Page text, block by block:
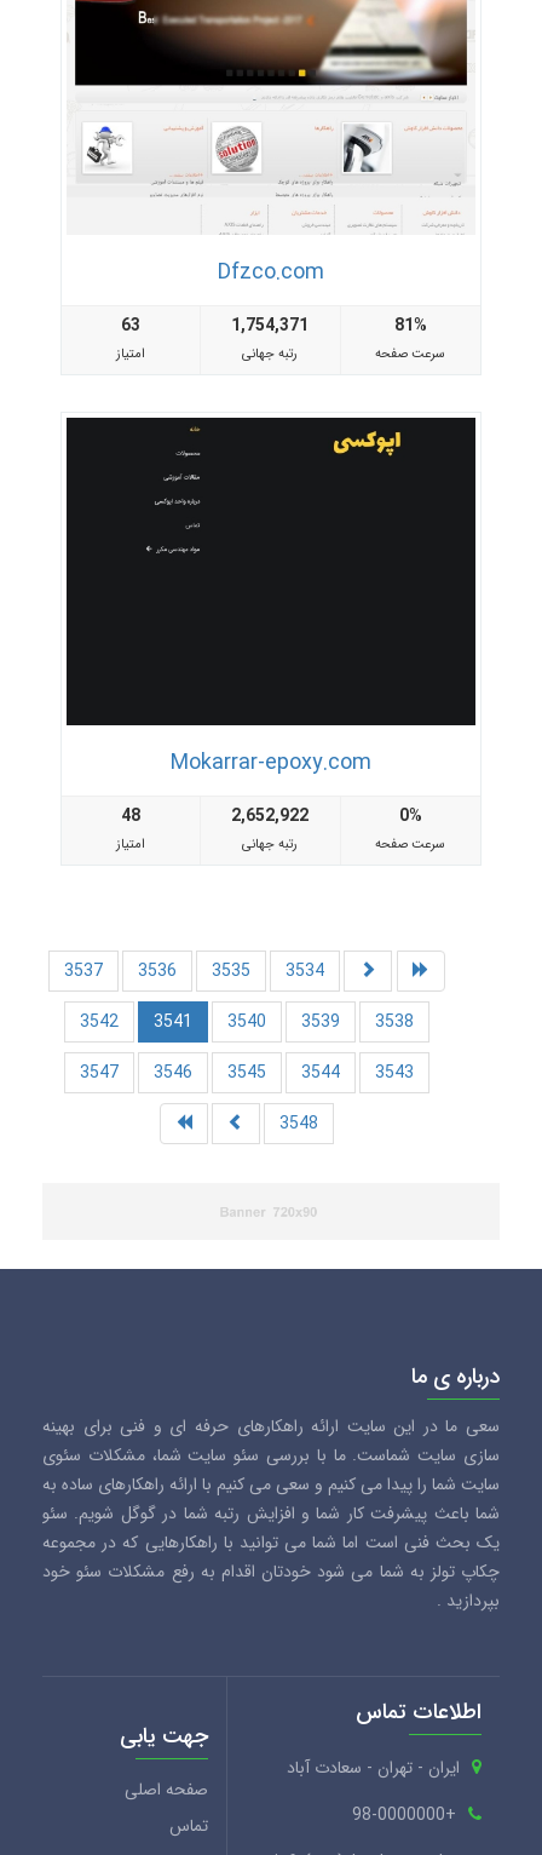
Dfzco.com
63
امتیاز
1,754,371
رتبه جهانی
81%
سرعت صفحه
Mokarrar-epoxy.com
48
امتیاز
2,652,922
رتبه جهانی
0%
سرعت صفحه
3534
3535
3536
3537
3538
3539
3540
3541
3542
3543
3544
3545
3546
3547
3548
درباره ی ما
سعی ما در این سایت ارائه راهکارهای حرفه ای و فنی برای بهینه
سازی سایت شماست. ما با بررسی سئو سایت شما، مشکلات سئوی
سایت شما را پیدا می کنیم و سعی می کنیم با ارائه راهکارهای ساده به
شما باعث پیشرفت کار شما و افزایش رتبه شما در گوگل شویم. سئو
یک بحث فنی است اما شما می توانید با راهکارهایی که در مجموعه
چکاپ تولز به شما می شود خودتان اقدام به رفع مشکلات سئو خود
بپردازید .
اطلاعات تماس
ایران - تهران - سعادت آباد
+98-0000000
جهت یابی
صفحه اصلی
تماس